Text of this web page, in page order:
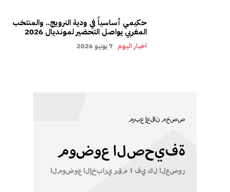
حكيمي أساسياً في ودية النرويج.. والمنتخب
المغربي يواصل التحضير لمونديال 2026
اخبار اليوم 7 يونيو 2026